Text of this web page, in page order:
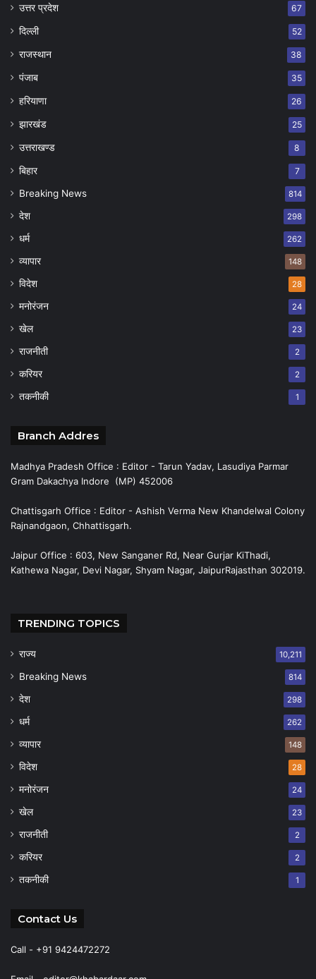
उत्तर प्रदेश 67
दिल्ली 52
राजस्थान 38
पंजाब 35
हरियाणा 26
झारखंड 25
उत्तराखण्ड 8
बिहार 7
Breaking News 814
देश 298
धर्म 262
व्यापार 148
विदेश 28
मनोरंजन 24
खेल 23
राजनीती 2
करियर 2
तकनीकी 1
Branch Addres
Madhya Pradesh Office : Editor - Tarun Yadav, Lasudiya Parmar
Gram Dakachya Indore (MP) 452006
Chattisgarh Office : Editor - Ashish Verma New Khandelwal Colony
Rajnandgaon, Chhattisgarh.
Jaipur Office : 603, New Sanganer Rd, Near Gurjar KiThadi,
Kathewa Nagar, Devi Nagar, Shyam Nagar, JaipurRajasthan 302019.
TRENDING TOPICS
राज्य 10,211
Breaking News 814
देश 298
धर्म 262
व्यापार 148
विदेश 28
मनोरंजन 24
खेल 23
राजनीती 2
करियर 2
तकनीकी 1
Contact Us
Call - +91 9424472272